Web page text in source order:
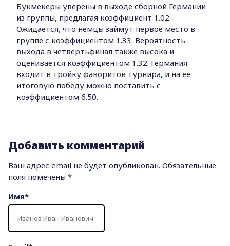
Букмекеры уверены в выходе сборной Германии
из группы, предлагая коэффициент 1.02.
Ожидается, что немцы займут первое место в
группе с коэффициентом 1.33. Вероятность
выхода в четвертьфинал также высока и
оценивается коэффициентом 1.32. Германия
входит в тройку фаворитов турнира, и на её
итоговую победу можно поставить с
коэффициентом 6.50.
Добавить комментарий
Ваш адрес email не будет опубликован. Обязательные
поля помечены *
Имя*